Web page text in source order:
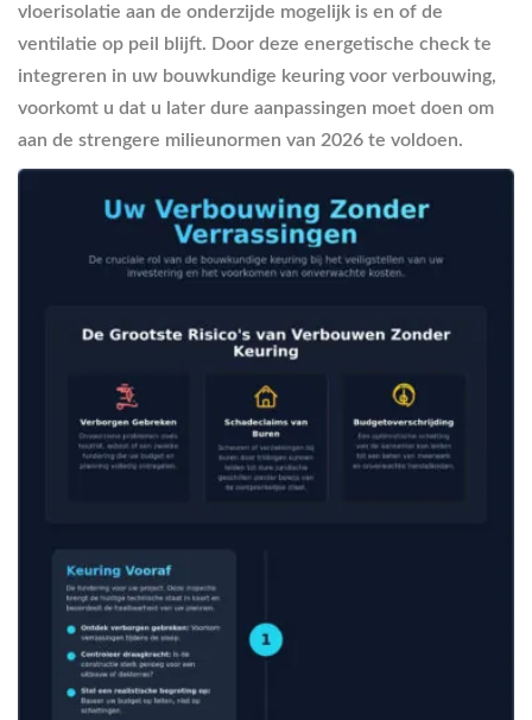
vloerisolatie aan de onderzijde mogelijk is en of de
ventilatie op peil blijft. Door deze energetische check te
integreren in uw bouwkundige keuring voor verbouwing,
voorkomt u dat u later dure aanpassingen moet doen om
aan de strengere milieunormen van 2026 te voldoen.